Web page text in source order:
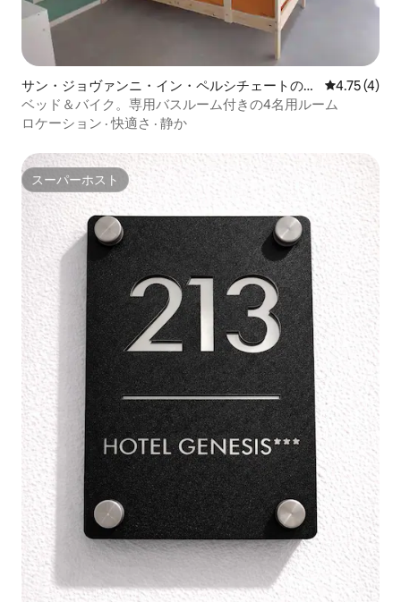
サン・ジョヴァンニ・イン・ペルシチェートのホ
テル客室
レビュー4
4.75 (4)
ベッド＆バイク。専用バスルーム付きの4名用ルーム
ロケーション ·快適さ · 静か
スーパーホスト
スーパーホスト